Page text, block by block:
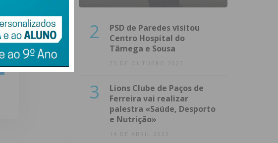
2
PSD de Paredes visitou
Centro Hospital do
Tâmega e Sousa
23 DE OUTUBRO 2023
3
Lions Clube de Paços de
Ferreira vai realizar
palestra «Saúde, Desporto
e Nutrição»
14 DE ABRIL 2022